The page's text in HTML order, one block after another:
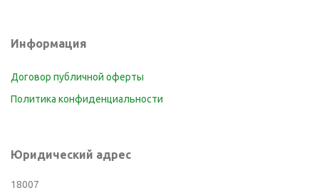
Информация
Договор публичной оферты
Политика конфиденциальности
Юридический адрес
18007